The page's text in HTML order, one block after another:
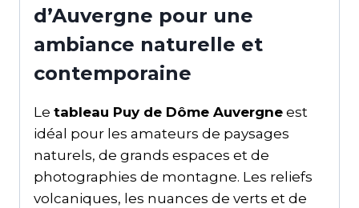
d’Auvergne pour une
ambiance naturelle et
contemporaine
Le tableau Puy de Dôme Auvergne est
idéal pour les amateurs de paysages
naturels, de grands espaces et de
photographies de montagne. Les reliefs
volcaniques, les nuances de verts et de